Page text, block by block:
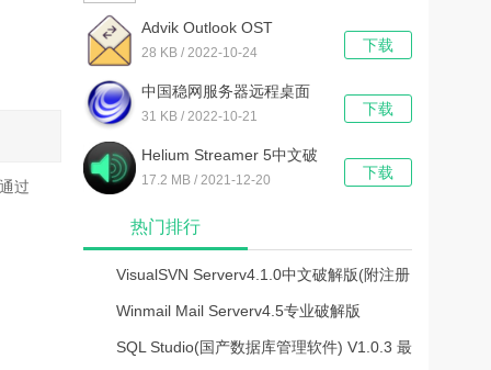
过
下载
Advik Outlook OST
Converter(邮件迁移软件)
V7.2 官方版
28 KB / 2022-10-24
下载
中国稳网服务器远程桌面
端口修改工具 V1.0 绿色免
31 KB / 2022-10-21
下载
Helium Streamer 5中文破
解版
17.2 MB / 2021-12-20
热门排行
VisualSVN Serverv4.1.0中文破解版(附注册
机和教程)
Winmail Mail Serverv4.5专业破解版
SQL Studio(国产数据库管理软件) V1.0.3 最